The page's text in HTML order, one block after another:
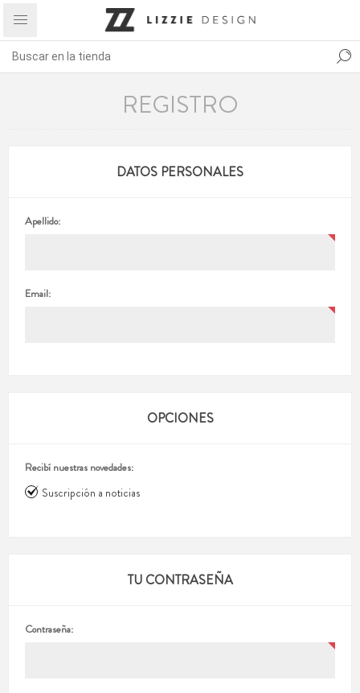
REGISTRO
DATOS PERSONALES
Apellido:
Email:
OPCIONES
Recibí nuestras novedades:
Suscripción a noticias
TU CONTRASEÑA
Contraseña: